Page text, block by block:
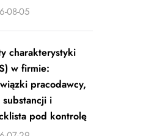
08-05
charakterystyki
w firmie:
pracodawcy,
substancji i
pod kontrolę